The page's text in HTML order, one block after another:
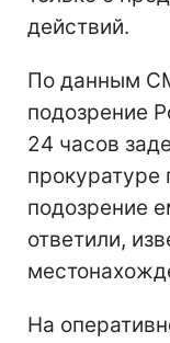
действий.
По данным
подозрение
24 часов
прокуратуре
подозрение
ответили,
На